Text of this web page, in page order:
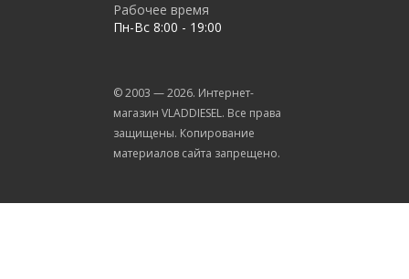
Рабочее время
Пн-Вс 8:00 - 19:00
© 2003 —2026. Интернет-
магазин VLADDIESEL. Все права
защищены. Копирование
материалов сайта запрещено.